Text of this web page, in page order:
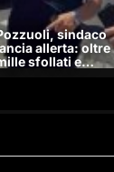
sindaco
allerta: oltre
sfollati e…